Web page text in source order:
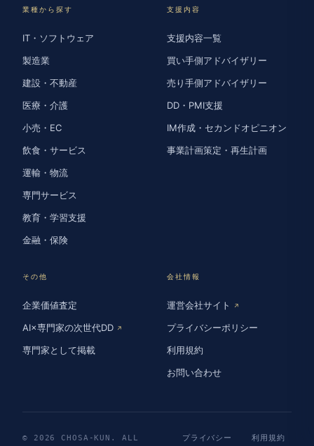
業種から探す
IT・ソフトウェア
製造業
建設・不動産
医療・介護
小売・EC
飲食・サービス
運輸・物流
専門サービス
教育・学習支援
金融・保険
支援内容
支援内容一覧
買い手側アドバイザリー
売り手側アドバイザリー
DD・PMI支援
IM作成・セカンドオピニオン
事業計画策定・再生計画
その他
企業価値査定
AI×専門家の次世代DD ↗
専門家として掲載
会社情報
運営会社サイト ↗
プライバシーポリシー
利用規約
お問い合わせ
© 2026 CHOSA-KUN. ALL
プライバシー
利用規約